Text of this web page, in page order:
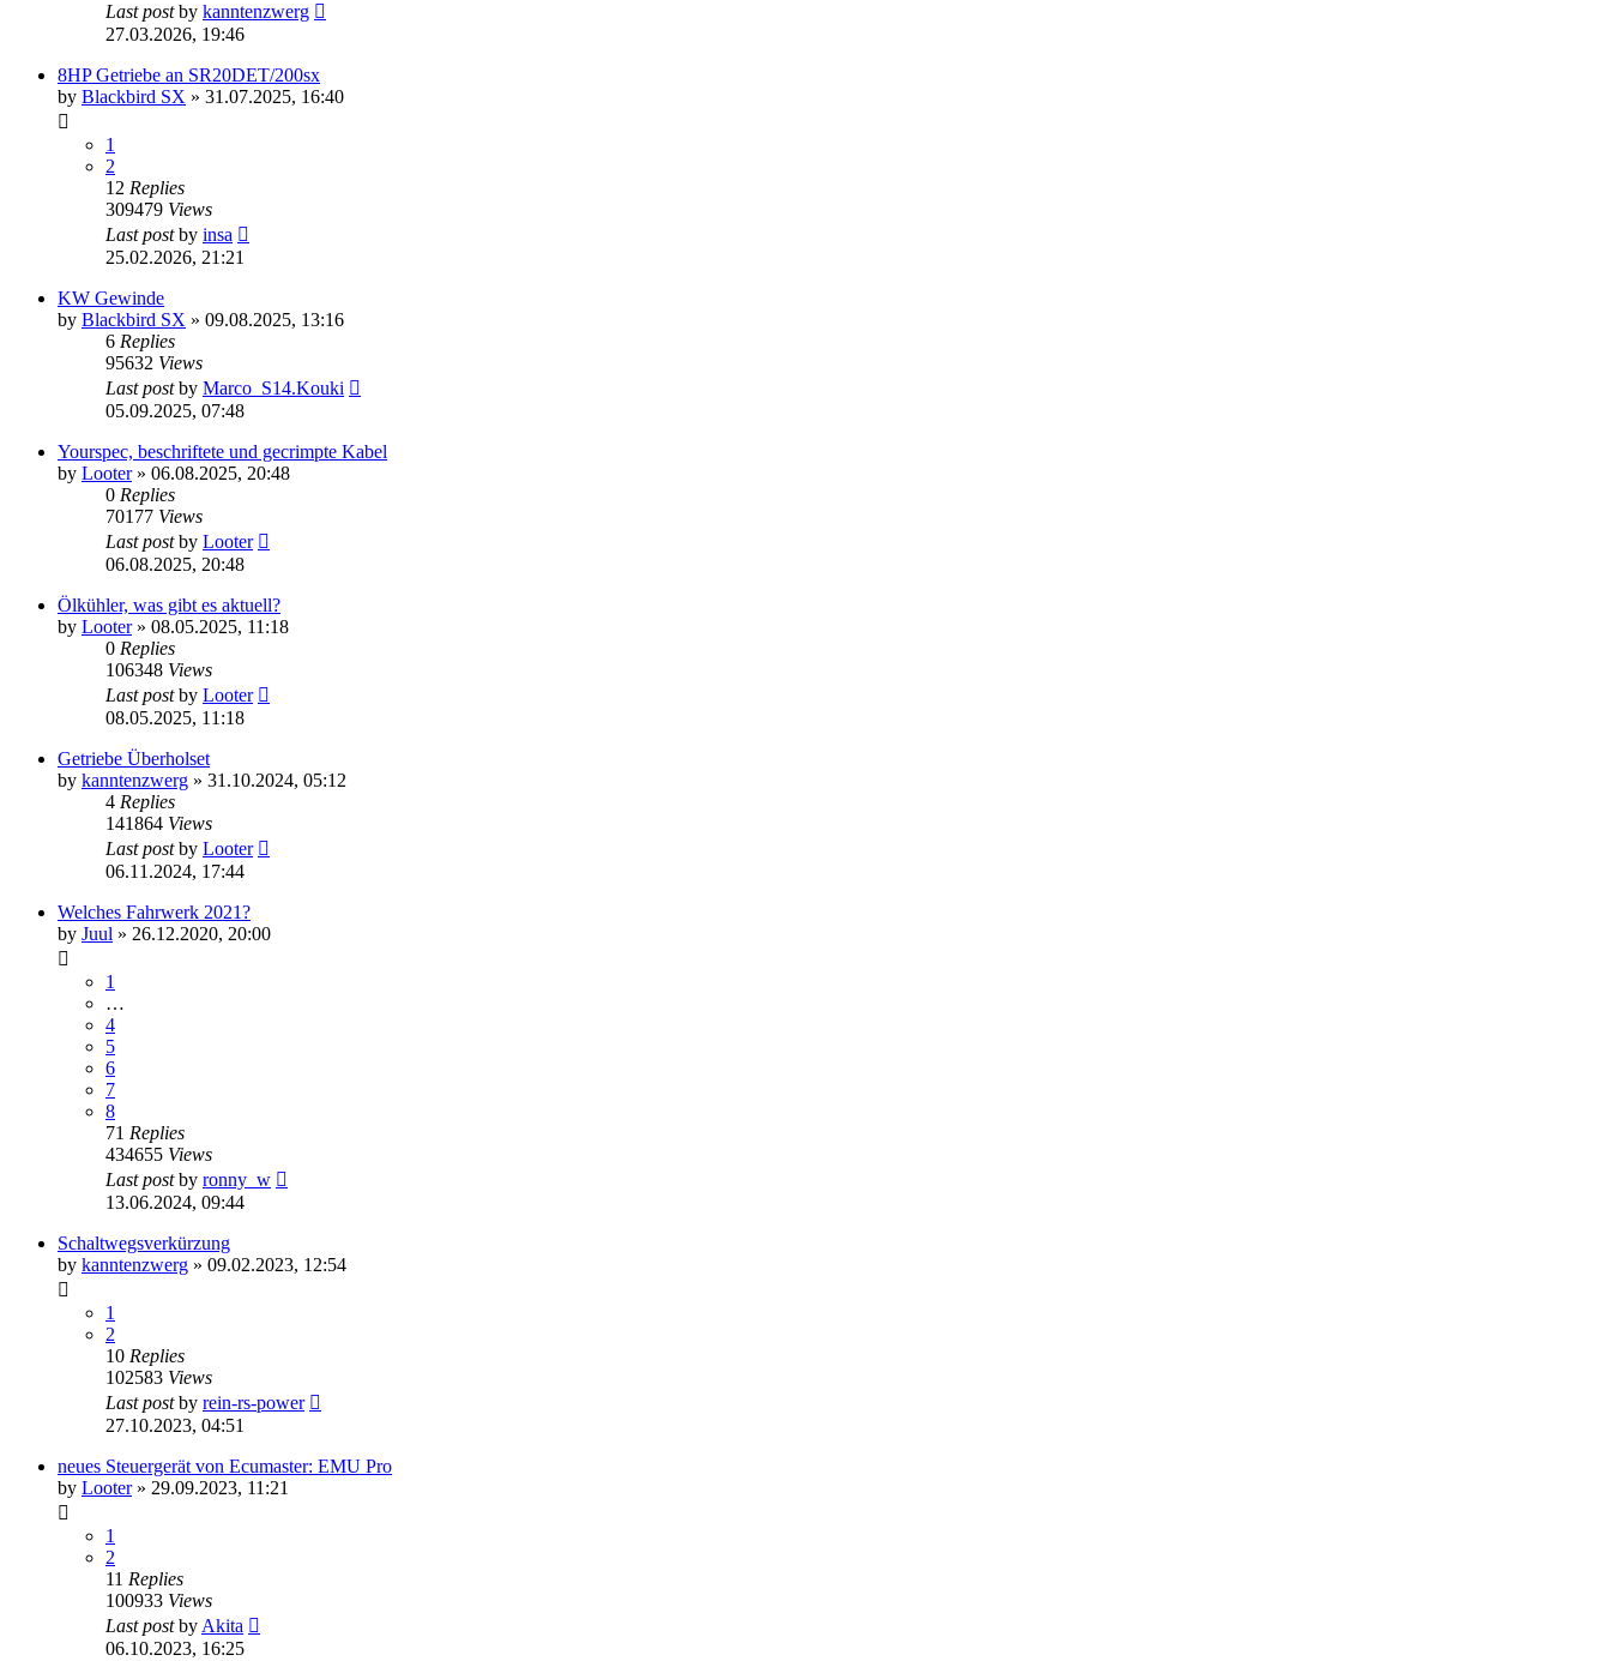
Last postby kanntenzwerg
27.03.2026, 19:46
8HP Getriebe an SR20DET/200sx
by Blackbird SX » 31.07.2025, 16:40
1
2
12 Replies
309479 Views
Last postby insa
25.02.2026, 21:21
KW Gewinde
by Blackbird SX » 09.08.2025, 13:16
6 Replies
95632 Views
Last postby Marco_S14.Kouki
05.09.2025, 07:48
Yourspec, beschriftete und gecrimpte Kabel
by Looter» 06.08.2025, 20:48
0 Replies
70177 Views
Last postby Looter
06.08.2025, 20:48
Ölkühler, was gibt es aktuell?
by Looter» 08.05.2025, 11:18
0 Replies
106348 Views
Last postby Looter
08.05.2025, 11:18
Getriebe Überholset
by kanntenzwerg » 31.10.2024, 05:12
4 Replies
141864 Views
Last postby Looter
06.11.2024, 17:44
Welches Fahrwerk 2021?
by Juul » 26.12.2020, 20:00
1
…
4
5
6
7
8
71 Replies
434655 Views
Last postby ronny_w
13.06.2024, 09:44
Schaltwegsverkürzung
by kanntenzwerg » 09.02.2023, 12:54
1
2
10 Replies
102583 Views
Last postby rein-rs-power
27.10.2023, 04:51
neues Steuergerät von Ecumaster: EMU Pro
by Looter» 29.09.2023, 11:21
1
2
11 Replies
100933 Views
Last postby Akita
06.10.2023, 16:25